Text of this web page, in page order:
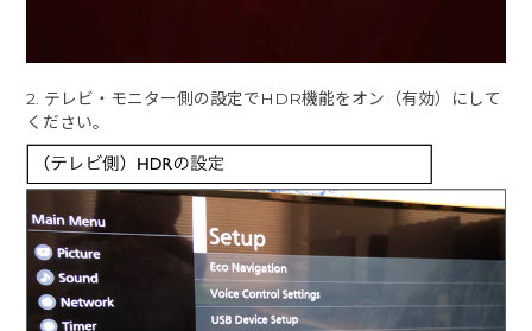
2. テレビ・モニター側の設定でHDR機能をオン（有効）にして
ください。